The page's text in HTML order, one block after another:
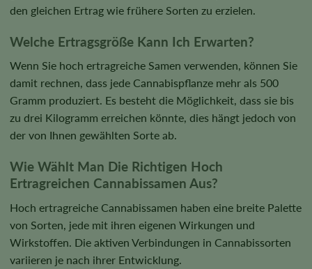
den gleichen Ertrag wie frühere Sorten zu erzielen.
Welche Ertragsgröße Kann Ich Erwarten?
Wenn Sie hoch ertragreiche Samen verwenden, können Sie
damit rechnen, dass jede Cannabispflanze mehr als 500
Gramm produziert. Es besteht die Möglichkeit, dass sie bis
zu drei Kilogramm erreichen könnte, dies hängt jedoch von
der von Ihnen gewählten Sorte ab.
Wie Wählt Man Die Richtigen Hoch
Ertragreichen Cannabissamen Aus?
Hoch ertragreiche Cannabissamen haben eine breite Palette
von Sorten, jede mit ihren eigenen Wirkungen und
Wirkstoffen. Die aktiven Verbindungen in Cannabissorten
variieren je nach ihrer Entwicklung.